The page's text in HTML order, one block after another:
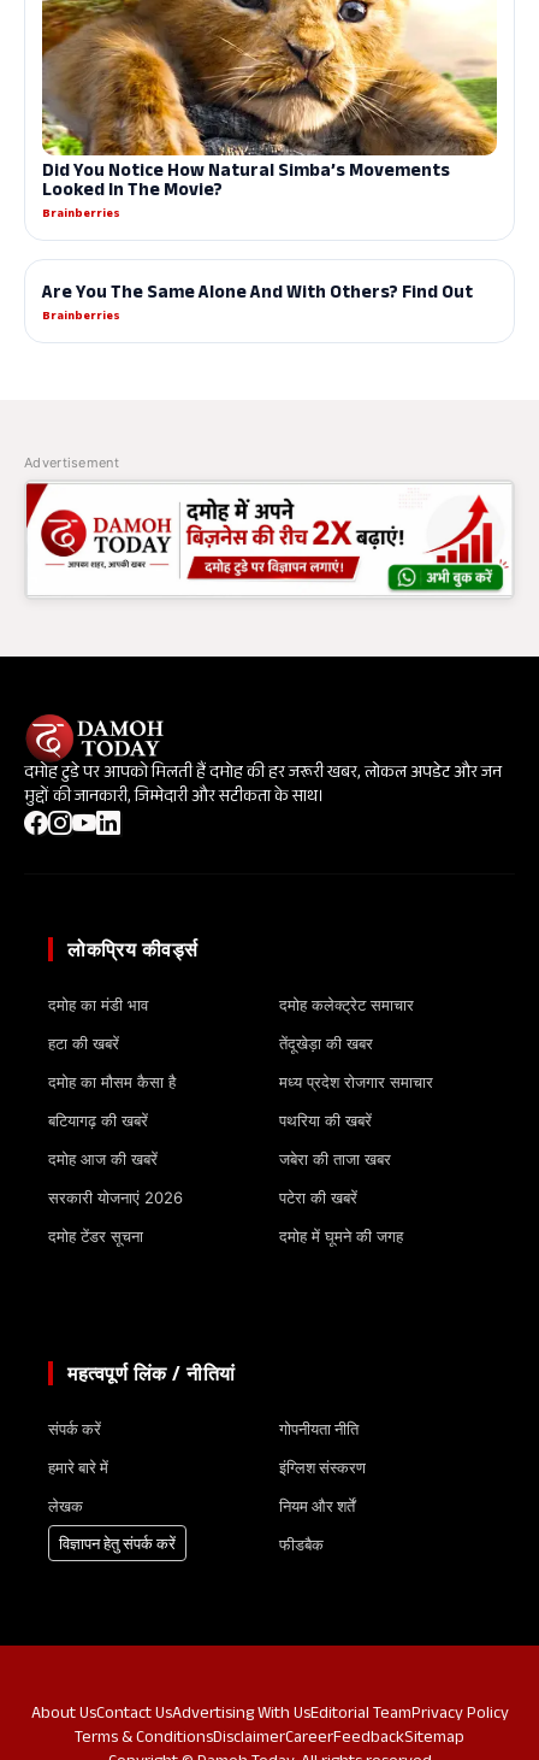
Advertisement
दमोह टुडे पर आपको मिलती हैं दमोह की हर जरूरी खबर, लोकल अपडेट और जन
मुद्दों की जानकारी, जिम्मेदारी और सटीकता के साथ।
लोकप्रिय कीवर्ड्स
दमोह का मंडी भाव
हटा की खबरें
दमोह का मौसम कैसा है
बटियागढ़ की खबरें
दमोह आज की खबरें
सरकारी योजनाएं 2026
दमोह टेंडर सूचना
दमोह कलेक्ट्रेट समाचार
तेंदूखेड़ा की खबर
मध्य प्रदेश रोजगार समाचार
पथरिया की खबरें
जबेरा की ताजा खबर
पटेरा की खबरें
दमोह में घूमने की जगह
महत्वपूर्ण लिंक / नीतियां
संपर्क करें
हमारे बारे में
लेखक
विज्ञापन हेतु संपर्क करें
गोपनीयता नीति
इंग्लिश संस्करण
नियम और शर्तें
फीडबैक
About UsContact UsAdvertising With UsEditorial TeamPrivacy Policy
Terms & ConditionsDisclaimerCareerFeedbackSitemap